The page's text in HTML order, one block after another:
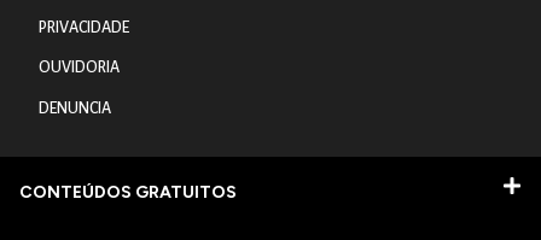
PRIVACIDADE
OUVIDORIA
DENUNCIA
CONTEÚDOS GRATUITOS